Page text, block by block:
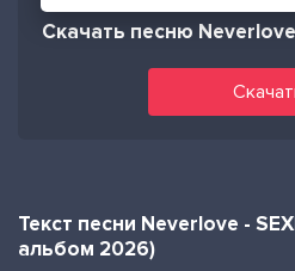
Скачать песню
Текст песни Neverlove -
альбом 2026)